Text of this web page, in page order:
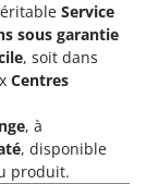
Service
sous garantie
, soit dans
Centres
, à
, disponible
produit.